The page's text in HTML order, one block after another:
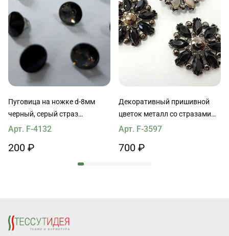
Пуговица на ножке d-8мм
черный, серый страз
Swarovski
Арт. F-4132
200 ₽
Декоративный пришивной
цветок металл со стразами
черный d-40мм
Арт. F-3597
700 ₽